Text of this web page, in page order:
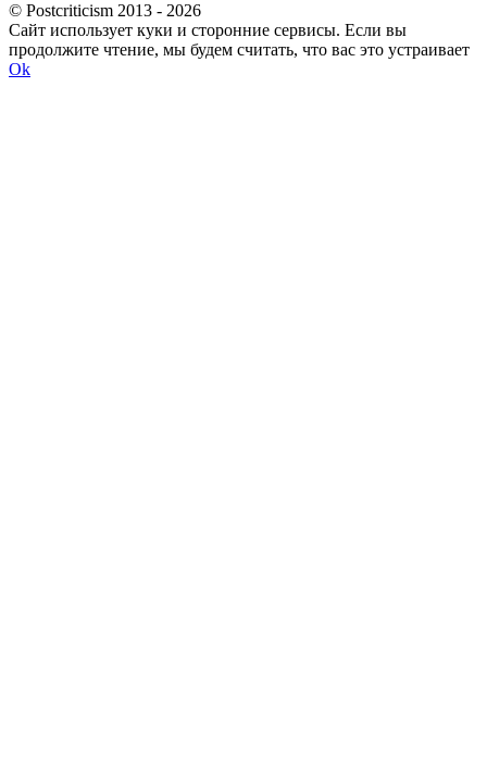
© Postcriticism 2013 - 2026
Сайт использует куки и сторонние сервисы. Если вы
продолжите чтение, мы будем считать, что вас это устраивает
Ok